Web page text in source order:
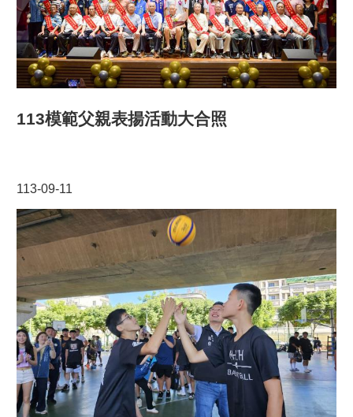
見！❤️ #鄧雨賢#臺灣歌謠#雨夜花#望春風
113模範父親表揚活動大合照
113-09-11